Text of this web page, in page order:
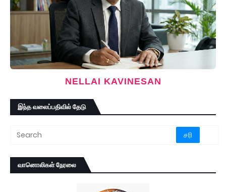
NELLAI KAVINESAN
இந்த வலைப்பதிவில் தேடு
வானொலிகள் நேரலை